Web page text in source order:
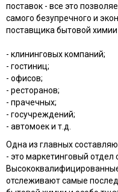
поставок - все это
самого безупречного и
поставщика бытовой
- клининговых компаний;
- гостиниц;
- офисов;
- ресторанов;
- прачечных;
- госучреждений;
- автомоек и т.д.
Одна из главных
- это маркетинговый отдел
отслеживают самые